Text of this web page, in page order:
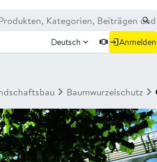
Deutsch Anmelden
Baumwurzelschutz